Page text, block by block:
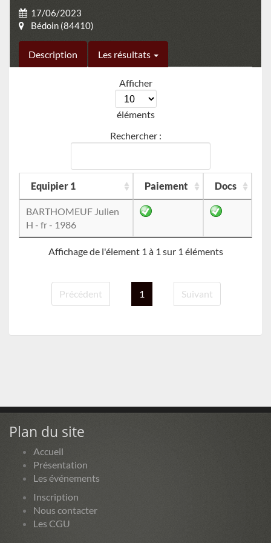
17/06/2023
Bédoin (84410)
Description Les résultats
Afficher
éléments
Rechercher :
Equipier 1 Paiement Docs
BARTHOMEUF Julien
H - fr - 1986
Affichage de l'élement 1 à 1 sur 1 éléments
Précédent 1 Suivant
Plan du site
Accueil
Présentation
Les événements
Inscription
Nous contacter
Les CGU